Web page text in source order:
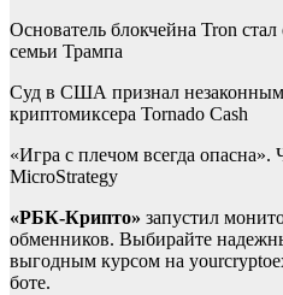
Основатель блокчейна Tron
семьи Трампа
Суд в США признал
криптомиксера Tornado Cash
«Игра с плечом всегда
MicroStrategy
«РБК-Крипто» запустил
обменников. Выбирайте
выгодным курсом на
боте.